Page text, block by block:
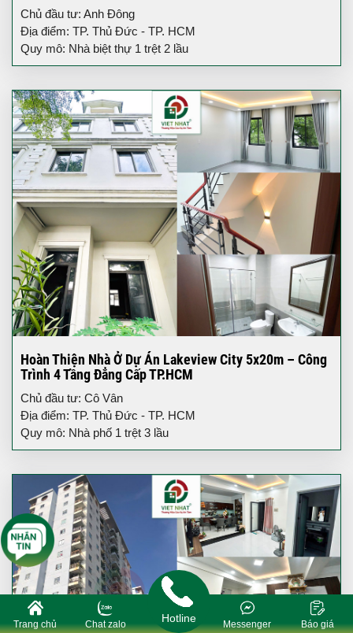
Chủ đầu tư: Anh Đông
Địa điểm: TP. Thủ Đức - TP. HCM
Quy mô: Nhà biệt thự 1 trệt 2 lầu
Hoàn Thiện Nhà Ở Dự Án Lakeview City 5x20m – Công
Trình 4 Tầng Đẳng Cấp TP.HCM
Chủ đầu tư: Cô Vân
Địa điểm: TP. Thủ Đức - TP. HCM
Quy mô: Nhà phố 1 trệt 3 lầu
Trang chủ Chat zalo Báo giá
Messenger
Hotline